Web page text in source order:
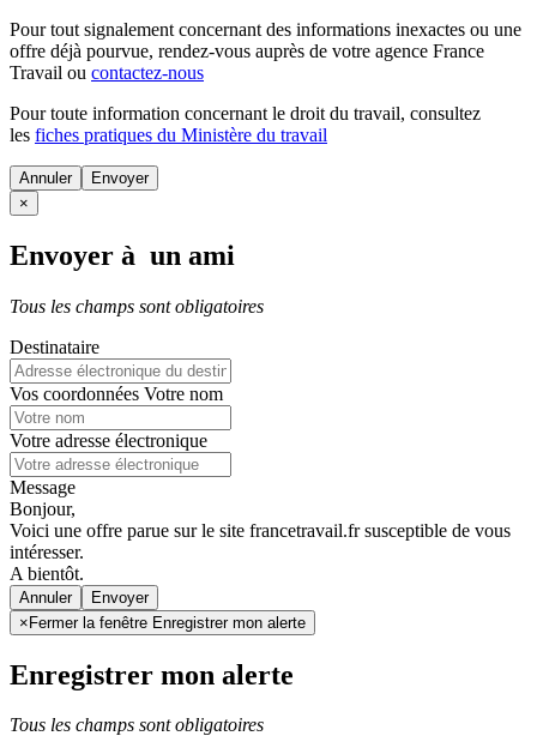
Pour tout signalement concernant des informations inexactes ou une
offre déjà pourvue, rendez-vous auprès de votre agence France
Travail ou contactez-nous
Pour toute information concernant le droit du travail, consultez
les fiches pratiques du Ministère du travail
Annuler
×
Envoyer à un ami
Tous les champs sont obligatoires
Destinataire
Vos coordonnées Votre nom
Votre adresse électronique
Message
Bonjour,
Voici une offre parue sur le site francetravail.fr susceptible de vous
intéresser.
A bientôt.
Annuler
×Fermer la fenêtre Enregistrer mon alerte
Enregistrer mon alerte
Tous les champs sont obligatoires